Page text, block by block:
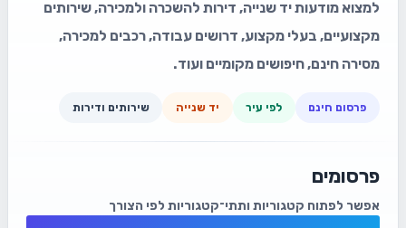
למצוא מודעות יד שנייה, דירות להשכרה ולמכירה, שירותים
מקצועיים, בעלי מקצוע, דרושים עבודה, רכבים למכירה,
מסירה חינם, חיפושים מקומיים ועוד.
פרסום חינם לפי עיר יד שנייה שירותים ודירות
פרסומים
אפשר לפתוח קטגוריות ותתי־קטגוריות לפי הצורך